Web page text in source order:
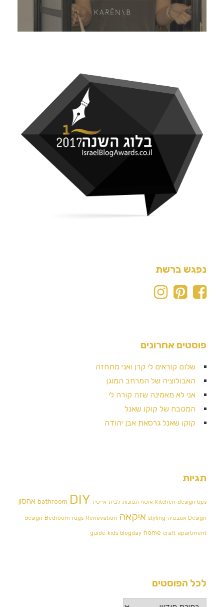
נפגש ברשת
פוסטים אחרונים
שלום קוראים לי קרן ואני מתחזה
האבולוציה של המרחב המוגן
אני לא מאמינה שזה קורה לי
המטבח של קוקו שאנל
קוקו שאנל גרסאת אבן יהודה
תגיות
Kitchen design tips אוסף תמונות לבית אייטיז bathroom DIY אחסון
Design אמבטיה styling איקאה design Bedroom rugs Renovation
guide kids blogday home craft apartment
לכל הפוסטים
לכל